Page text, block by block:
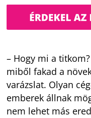
– Hogy mi a
miből fakad a
varázslat. Olyan
emberek állnak
nem lehet más